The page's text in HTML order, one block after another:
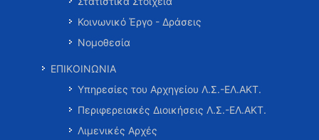
Κοινωνικό Έργο - Δράσεις
Νομοθεσία
ΕΠΙΚΟΙΝΩΝΙΑ
Υπηρεσίες του Αρχηγείου Λ.Σ.-ΕΛ.ΑΚΤ.
Περιφερειακές Διοικήσεις Λ.Σ.-ΕΛ.ΑΚΤ.
Λιμενικές Αρχές